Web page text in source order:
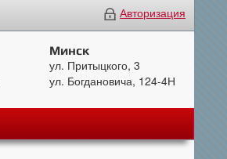
Авторизация
Минск
ул. Притыцкого, 3
ул. Богдановича, 124-4Н